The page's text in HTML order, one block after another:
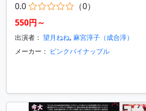
0.0
（0）
550円～
出演者： 望月ねね, 麻宮淳子（成合淳）
メーカー： ピンクパイナップル